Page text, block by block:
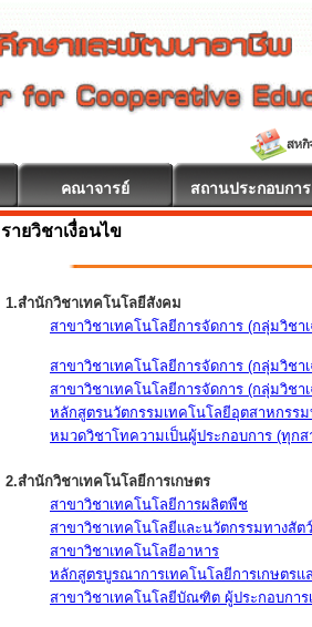
คณาจารย์ สถานประกอบการ
รายวิชาเงื่อนไข
1.สำนักวิชาเทคโนโลยีสังคม
สาขาวิชาเทคโนโลยีการจัดการ (กลุ่มวิชา
สาขาวิชาเทคโนโลยีการจัดการ (กลุ่มวิชา
สาขาวิชาเทคโนโลยีการจัดการ (กลุ่มวิชา
หลักสูตรนวัตกรรมเทคโนโลยีอุตสาหกรร
หมวดวิชาโทความเป็นผู้ประกอบการ (ทุกส
2.สำนักวิชาเทคโนโลยีการเกษตร
สาขาวิชาเทคโนโลยีการผลิตพืช
สาขาวิชาเทคโนโลยีและนวัตกรรมทางสัตว์
สาขาวิชาเทคโนโลยีอาหาร
หลักสูตรบูรณาการเทคโนโลยีการเกษตร
สาขาวิชาเทคโนโลยีบัณฑิต ผู้ประกอบการ